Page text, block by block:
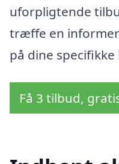
uforpligtende
træffe en
på dine
Få 3 tilbud,